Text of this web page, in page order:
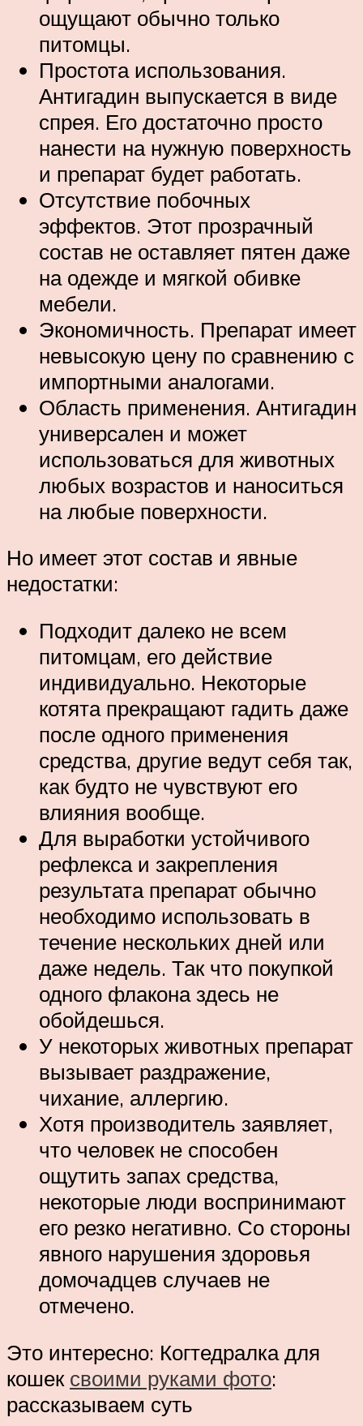
ощущают обычно только
питомцы.
Простота использования.
Антигадин выпускается в виде
спрея. Его достаточно просто
нанести на нужную поверхность
и препарат будет работать.
Отсутствие побочных
эффектов. Этот прозрачный
состав не оставляет пятен даже
на одежде и мягкой обивке
мебели.
Экономичность. Препарат имеет
невысокую цену по сравнению с
импортными аналогами.
Область применения. Антигадин
универсален и может
использоваться для животных
любых возрастов и наноситься
на любые поверхности.
Но имеет этот состав и явные
недостатки:
Подходит далеко не всем
питомцам, его действие
индивидуально. Некоторые
котята прекращают гадить даже
после одного применения
средства, другие ведут себя так,
как будто не чувствуют его
влияния вообще.
Для выработки устойчивого
рефлекса и закрепления
результата препарат обычно
необходимо использовать в
течение нескольких дней или
даже недель. Так что покупкой
одного флакона здесь не
обойдешься.
У некоторых животных препарат
вызывает раздражение,
чихание, аллергию.
Хотя производитель заявляет,
что человек не способен
ощутить запах средства,
некоторые люди воспринимают
его резко негативно. Со стороны
явного нарушения здоровья
домочадцев случаев не
отмечено.
Это интересно: Когтедралка для
кошек своими руками фото:
рассказываем суть